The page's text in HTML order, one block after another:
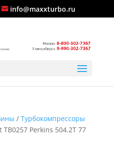
info@maxxturbo.ru
/ Турбокомпрессоры
Perkins 504.2T 77